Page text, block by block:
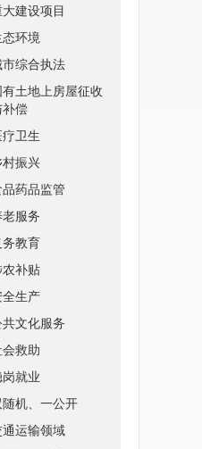
建设项目
态环境
市综合执法
有土地上房屋征收
补偿
疗卫生
村振兴
品药品监管
老服务
务教育
农补贴
全生产
共文化服务
会救助
岗就业
随机、一公开
通运输领域